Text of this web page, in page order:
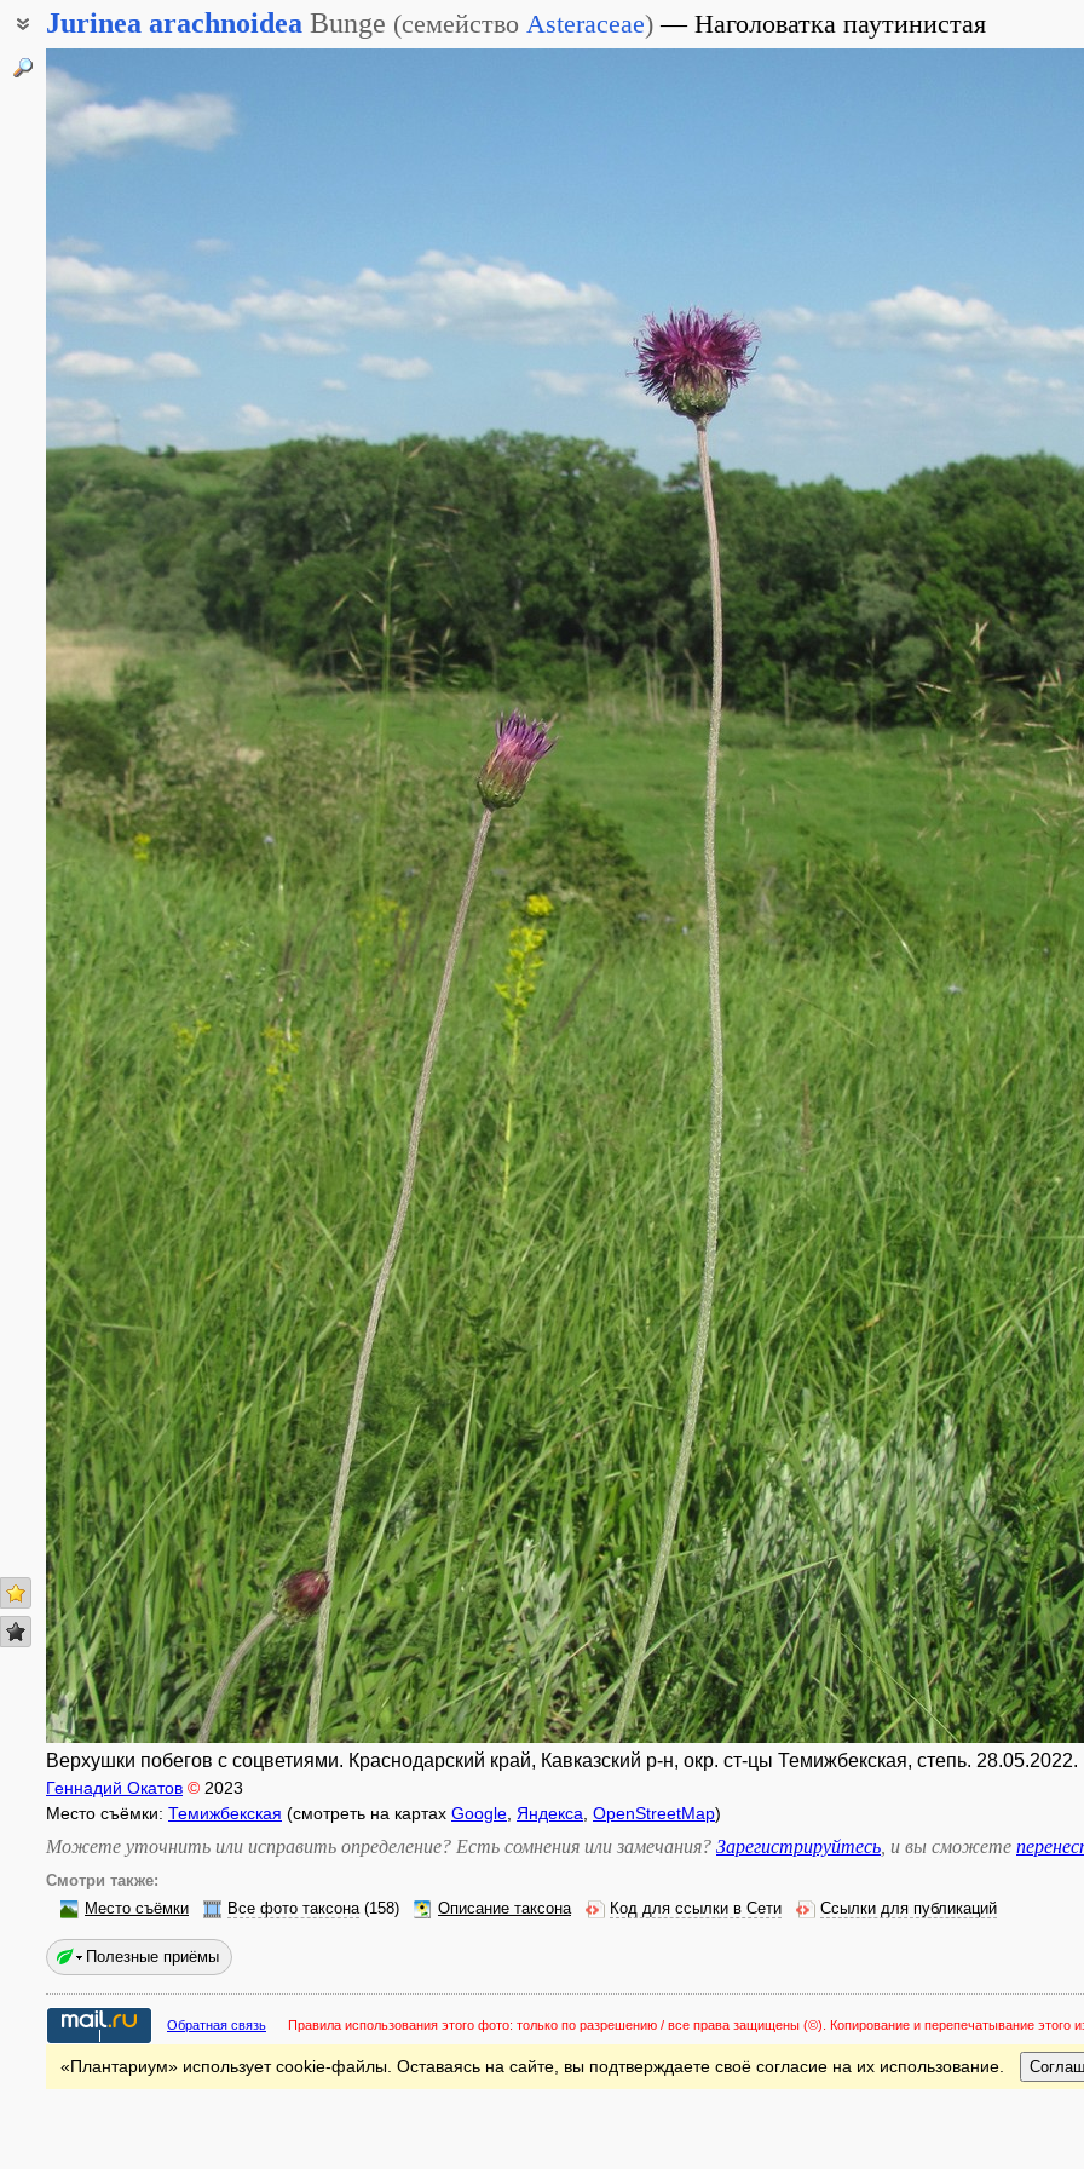
Jurinea arachnoidea Bunge (семейство Asteraceae) Наголоватка паутинистая
Верхушки побегов с соцветиями. Краснодарский край, Кавказский р-н, окр. ст-цы Темижбекская, степь. 28.05.2022.
Геннадий Окатов © 2023
Место съёмки: Темижбекская (смотреть на картах Google Яндекса OpenStreetMap)
Можете уточнить или исправить определение? Есть сомнения или замечания? Зарегистрируйтесь , и вы сможете
Смотри также:
Место съёмки
Все фото таксона(158) Описание таксона Код для ссылки в Сети Ссылки для публикаций
Полезные приёмы
Обратная связь Правила использования этого фото: только по разрешению / все права защищены (©). Копирование и перепечатывание
«Плантариум» использует cookie-файлы. Оставаясь на сайте, вы подтверждаете своё согласие на их использование.